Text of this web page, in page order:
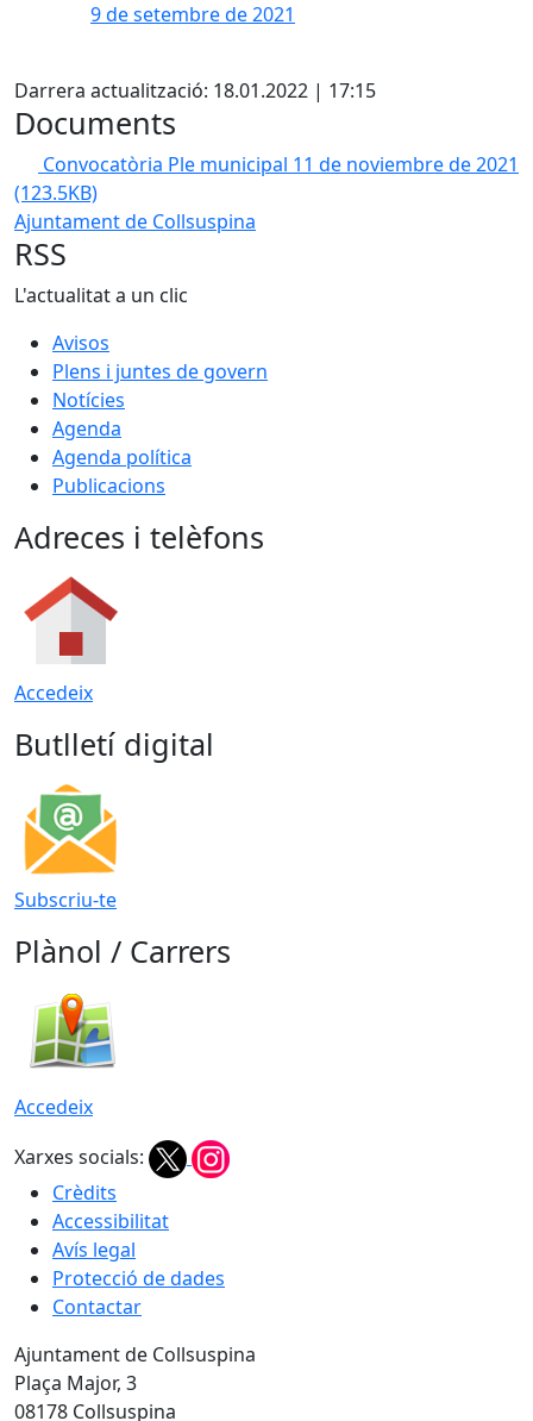
9 de setembre de 2021
Darrera actualització: 18.01.2022 | 17:15
Documents
Convocatòria Ple municipal 11 de noviembre de 2021
(123.5KB)
Ajuntament de Collsuspina
RSS
L'actualitat a un clic
Avisos
Plens i juntes de govern
Notícies
Agenda
Agenda política
Publicacions
Adreces i telèfons
Accedeix
Butlletí digital
Subscriu-te
Plànol / Carrers
Accedeix
Xarxes socials:
Crèdits
Accessibilitat
Avís legal
Protecció de dades
Contactar
Ajuntament de Collsuspina
Plaça Major, 3
08178 Collsuspina